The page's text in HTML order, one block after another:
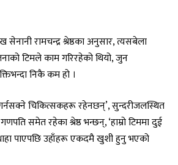
सेनानी रामचन्द्र श्रेष्ठका अनुसार, त्यसबेला
टिमले काम गरिरहेको थियो, जुन
निकै कम हो ।
चिकित्सकहरू रहेनछन्’, सुन्दरीजलस्थित
समेत रहेका श्रेष्ठ भन्छन्, ‘हाम्रो टिममा दुई
पाएपछि उहाँहरू एकदमै खुशी हुनु भएको